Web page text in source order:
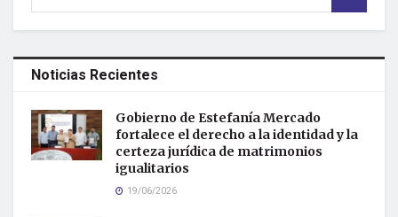
Noticias Recientes
Gobierno de Estefanía Mercado
fortalece el derecho a la identidad y la
certeza jurídica de matrimonios
igualitarios
19/06/2026